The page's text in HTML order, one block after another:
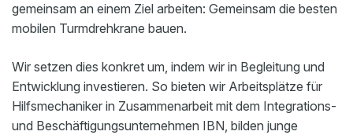
gemeinsam an einem Ziel arbeiten: Gemeinsam die besten
mobilen Turmdrehkrane bauen.
Wir setzen dies konkret um, indem wir in Begleitung und
Entwicklung investieren. So bieten wir Arbeitsplätze für
Hilfsmechaniker in Zusammenarbeit mit dem Integrations-
und Beschäftigungsunternehmen IBN, bilden junge